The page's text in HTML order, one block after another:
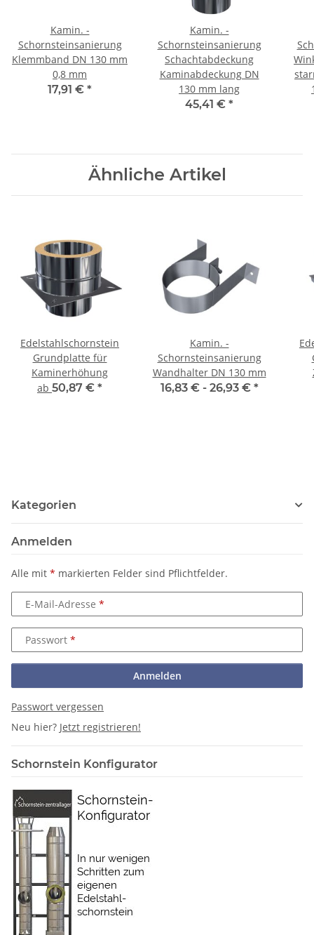
Kamin. -
Schornsteinsanierung
Klemmband DN 130 mm
0,8 mm
17,91 € *
Kamin. -
Schornsteinsanierung
Schachtabdeckung
Kaminabdeckung DN
130 mm lang
45,41 € *
Ähnliche Artikel
Edelstahlschornstein
Grundplatte für
Kaminerhöhung
ab 50,87 € *
Kamin. -
Schornsteinsanierung
Wandhalter DN 130 mm
16,83 € - 26,93 € *
Kategorien
Anmelden
Alle mit * markierten Felder sind Pflichtfelder.
E-Mail-Adresse
Passwort
Anmelden
Passwort vergessen
Neu hier? Jetzt registrieren!
Schornstein Konfigurator